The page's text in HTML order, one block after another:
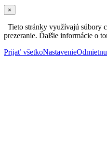
×
Tieto stránky využívajú súbory
prezeranie. Ďalšie informácie o
Prijať všetkoNastavenie